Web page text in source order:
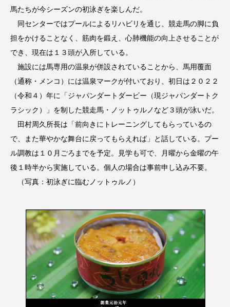
馬たちが今シーズンの初泳ぎを楽しんだ。
同センターではプールによるリハビリを通じ、競走馬の脚に負
担をかけることなく、筋肉を鍛え、心肺機能の向上させることが
でき、現在は１３頭が入所している。
施設には馬専用の温泉が併設されていることから、馬用覆面
（通称・メンコ）には温泉マークが付いており、初日は２０２２
（令和４）年に「ジャパンダートダービー（現ジャパンダートク
ラシック）」を制した競走馬・ノットゥルノなど３頭が泳いだ。
田村周久所長は「前向きにトレーニングしてもらっているの
で、また華やかな舞台に戻ってもらえれば」と話している。プー
ル調教は１０月ごろまでを予定。見学も可で、月曜から金曜の午
後１時半から実施している。個人の場合は事前申し込み不要。
（写真：初泳ぎに臨むノットゥルノ）